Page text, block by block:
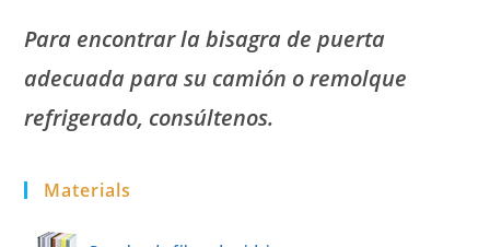
Para encontrar la bisagra de puerta
adecuada para su camión o remolque
refrigerado, consúltenos.
Materials